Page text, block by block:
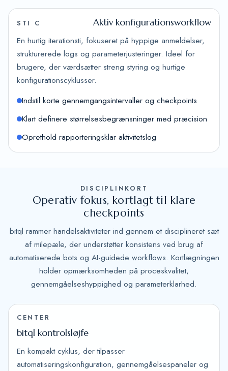
STI C Aktiv konfigurationsworkflow
En hurtig iterationsti, fokuseret på hyppige anmeldelser,
strukturerede logs og parameterjusteringer. Ideel for
brugere, der værdsætter streng styring og hurtige
konfigurationscyklusser.
Indstil korte gennemgangsintervaller og checkpoints
Klart definere størrelsesbegrænsninger med præcision
Oprethold rapporteringsklar aktivitetslog
DISCIPLINKORT
Operativ fokus, kortlagt til klare
checkpoints
bitql rammer handelsaktiviteter ind gennem et disciplineret sæt
af milepæle, der understøtter konsistens ved brug af
automatiserede bots og AI-guidede workflows. Kortlægningen
holder opmærksomheden på proceskvalitet,
gennemgåelseshyppighed og parameterklarhed.
CENTER
bitql kontrolsløjfe
En kompakt cyklus, der tilpasser
automatiseringskonfiguration, gennemgåelsespaneler og